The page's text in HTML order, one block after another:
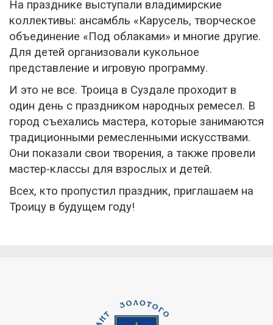
На празднике выступали владимирские
коллективы: ансамбль «Карусель, творческое
объединение «Под облаками» и многие другие.
Для детей организовали кукольное
представление и игровую программу.
И это не все. Троица в Суздале проходит в
один день с праздником народных ремесел. В
город съехались мастера, которые занимаются
традиционными ремесленными искусствами.
Они показали свои творения, а также провели
мастер-классы для взрослых и детей.
Всех, кто пропустил праздник, приглашаем на
Троицу в будущем году!